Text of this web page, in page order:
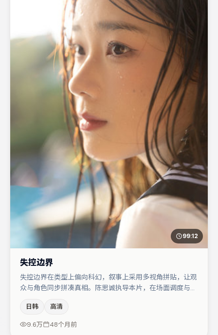
99:12
失控边界
失控边界在类型上偏向科幻，叙事上采用多视角拼贴，让观
众与角色同步拼凑真相。陈思诚执导本片，在场面调度与表
松菜奈的对手戏构成全片情感锚点，任素汐则以细节塑造推
动谜题层层揭开。整体完成度较高，适合周末一口气追完。
日韩 高清
9.6万 48个月前